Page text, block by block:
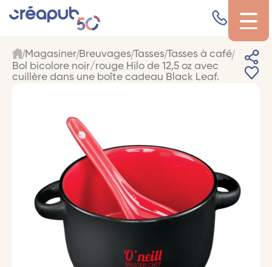
Magasiner Breuvages Tasses Tasses à café
Bol bicolore noir/rouge Hilo de 12,5 oz avec
cuillère dans une boîte cadeau Black Leaf.